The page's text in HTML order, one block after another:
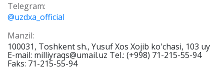
Telegram:
@uzdxa_official
Manzil:
100031, Toshkent sh., Yusuf Xos Xojib ko'chasi, 103 uy
E-mail: milliyraqs@umail.uz Tel.: (+998) 71-215-55-94
Faks: 71-215-55-94